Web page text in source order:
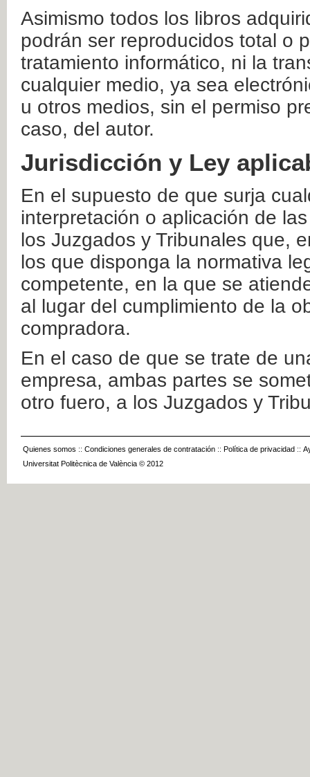
Asimismo todos los libros
podrán ser reproducidos total o
tratamiento informático, ni la
cualquier medio, ya sea
u otros medios, sin el permiso
caso, del autor.
Jurisdicción y Ley
En el supuesto de que surja
interpretación o aplicación de
los Juzgados y Tribunales que,
los que disponga la normativa
competente, en la que se
al lugar del cumplimiento de la
compradora.
En el caso de que se trate de
empresa, ambas partes se
otro fuero, a los Juzgados y
Quienes somos :: Condiciones generales de contratación :: Política de privacidad ::
Universitat Politècnica de València © 2012